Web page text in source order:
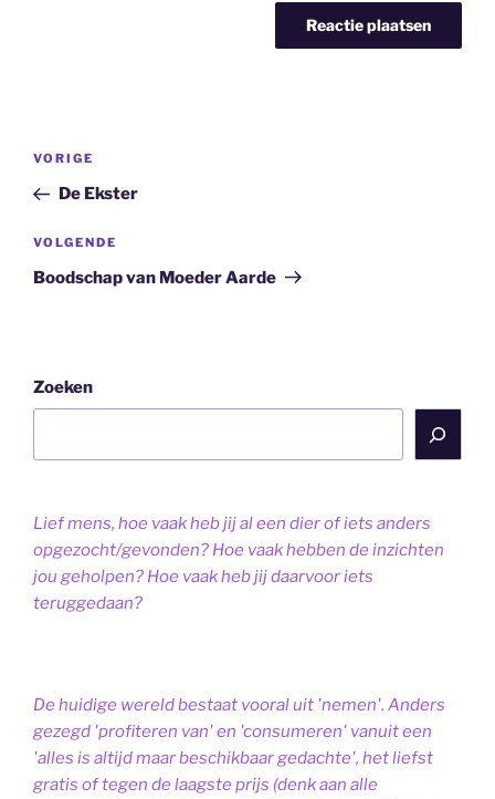
Bericht
Vorig
bericht
VORIGE
De Ekster
Volgend
bericht
VOLGENDE
Boodschap van Moeder Aarde
Zoeken
Lief mens, hoe vaak heb jij al een dier of iets anders
opgezocht/gevonden? Hoe vaak hebben de inzichten
jou geholpen? Hoe vaak heb jij daarvoor iets
teruggedaan?
De huidige wereld bestaat vooral uit 'nemen'. Anders
gezegd 'profiteren van' en 'consumeren' vanuit een
'alles is altijd maar beschikbaar gedachte', het liefst
gratis of tegen de laagste prijs (denk aan alle